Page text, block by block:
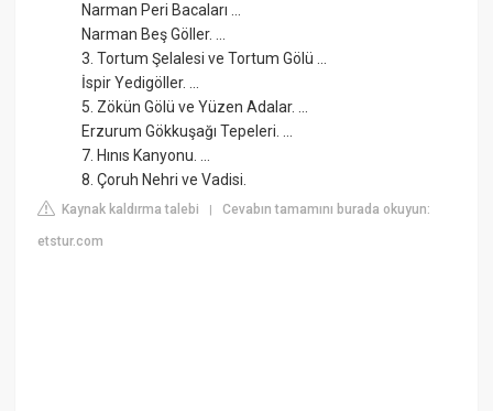
Narman Peri Bacaları ...
Narman Beş Göller. ...
3. Tortum Şelalesi ve Tortum Gölü ...
İspir Yedigöller. ...
5. Zökün Gölü ve Yüzen Adalar. ...
Erzurum Gökkuşağı Tepeleri. ...
7. Hınıs Kanyonu. ...
8. Çoruh Nehri ve Vadisi.
Kaynak kaldırma talebi |Cevabın tamamını burada okuyun:
etstur.com